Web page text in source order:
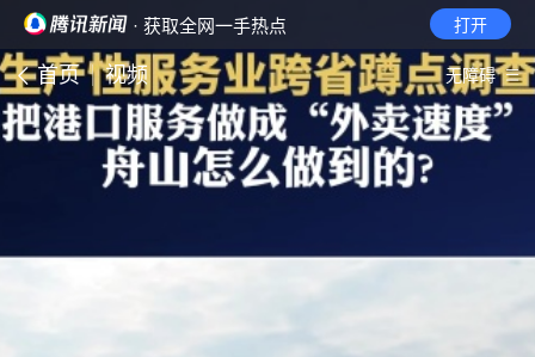
· 获取全网一手热点 打开
首页 视频 无障碍